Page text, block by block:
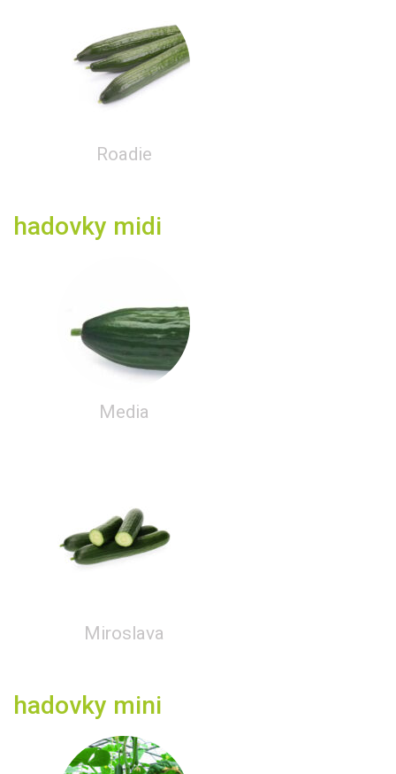
Roadie
hadovky midi
Media
Miroslava
hadovky mini